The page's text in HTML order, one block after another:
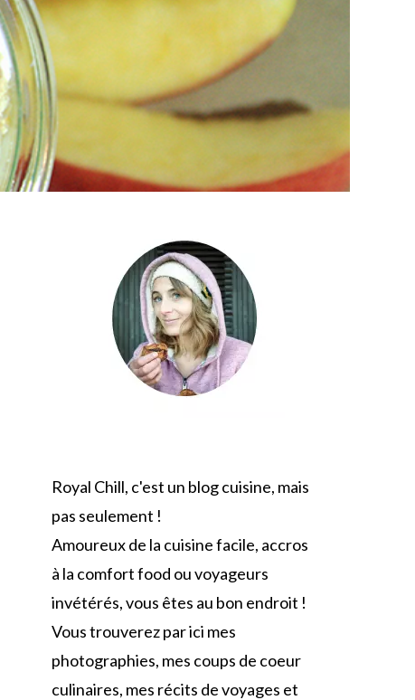
Royal Chill, c'est un blog cuisine, mais
pas seulement !
Amoureux de la cuisine facile, accros
à la comfort food ou voyageurs
invétérés, vous êtes au bon endroit !
Vous trouverez par ici mes
photographies, mes coups de coeur
culinaires, mes récits de voyages et